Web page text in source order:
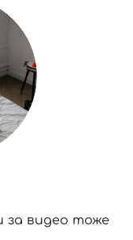
за видео тоже